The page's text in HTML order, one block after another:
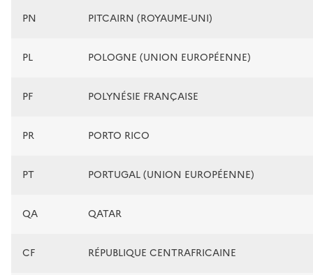
PN PITCAIRN (ROYAUME-UNI)
PL POLOGNE (UNION EUROPÉENNE)
PF POLYNÉSIE FRANÇAISE
PR PORTO RICO
PT PORTUGAL (UNION EUROPÉENNE)
QA QATAR
CF RÉPUBLIQUE CENTRAFRICAINE